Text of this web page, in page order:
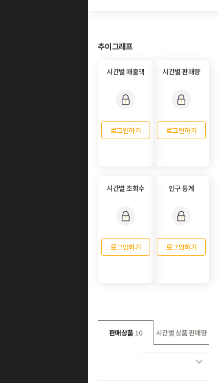
추이그래프
시간별 매출액
로그인하기
시간별 판매량
로그인하기
시간별 조회수
로그인하기
인구 통계
로그인하기
판매상품 10 시간별 상품 판매량